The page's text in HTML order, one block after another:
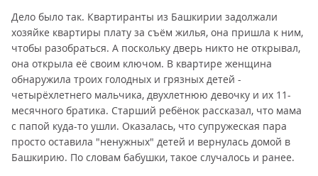
Дело было так. Квартиранты из Башкирии задолжали
хозяйке квартиры плату за съём жилья, она пришла к ним,
чтобы разобраться. А поскольку дверь никто не открывал,
она открыла её своим ключом. В квартире женщина
обнаружила троих голодных и грязных детей -
четырёхлетнего мальчика, двухлетнюю девочку и их 11-
месячного братика. Старший ребёнок рассказал, что мама
с папой куда-то ушли. Оказалась, что супружеская пара
просто оставила "ненужных" детей и вернулась домой в
Башкирию. По словам бабушки, такое случалось и ранее.